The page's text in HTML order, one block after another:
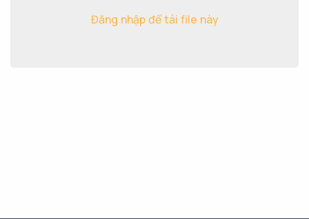
Đăng nhập để tải file này